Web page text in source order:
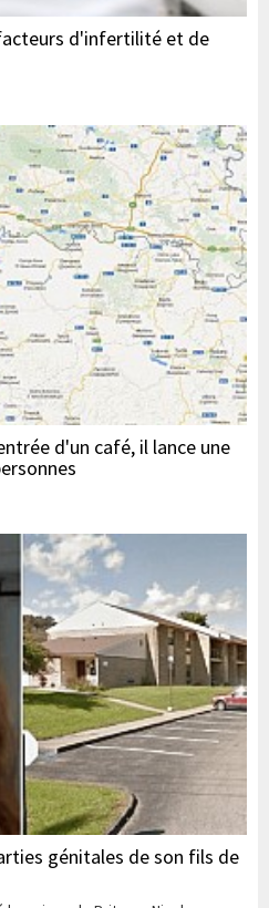
d'infertilité et de
d'un café, il lance une
génitales de son fils de